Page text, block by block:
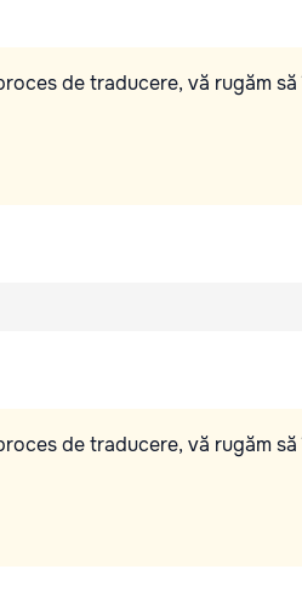
de traducere, vă rugăm
de traducere, vă rugăm